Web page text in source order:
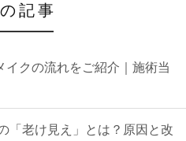
記事
イクの流れをご紹介｜施術当
「老け見え」とは？原因と改